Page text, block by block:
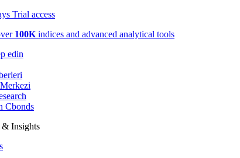
Trial access
100K indices and advanced analytical tools
edin
Cbonds
& Insights